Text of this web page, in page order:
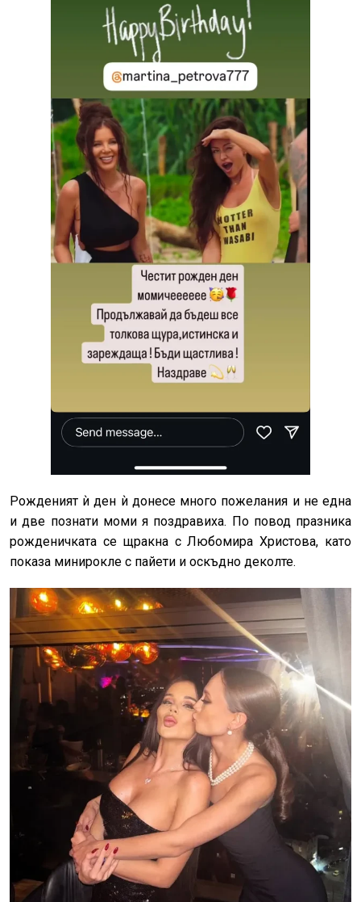
Рожденият ѝ ден ѝ донесе много пожелания и не една
и две познати моми я поздравиха. По повод празника
рожденичката се щракна с Любомира Христова, като
показа минирокле с пайети и оскъдно деколте.